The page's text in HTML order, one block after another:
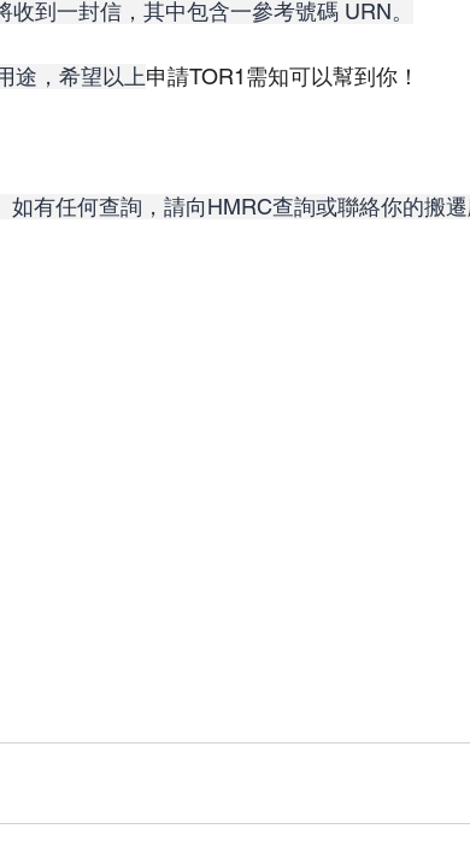
到一封信，其中包含一參考號碼 URN。
途，希望以上申請TOR1需知可以幫到你！
如有任何查詢，請向HMRC查詢或聯絡你的搬